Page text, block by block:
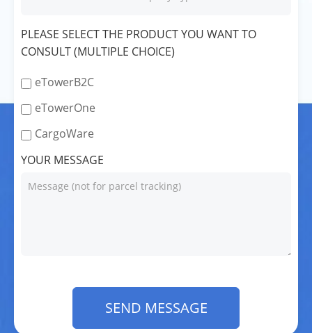
PLEASE SELECT THE PRODUCT YOU WANT TO
CONSULT (MULTIPLE CHOICE)
eTowerB2C
eTowerOne
CargoWare
YOUR MESSAGE
SEND MESSAGE